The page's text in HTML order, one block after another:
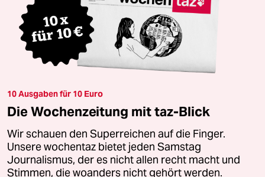
10 Ausgaben für 10 Euro
Die Wochenzeitung mit taz-Blick
Wir schauen den Superreichen auf die Finger.
Unsere wochentaz bietet jeden Samstag
Journalismus, der es nicht allen recht macht und
Stimmen, die woanders nicht gehört werden.